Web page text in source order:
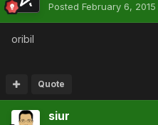
Posted February 6, 2015
oribil
Quote
siur